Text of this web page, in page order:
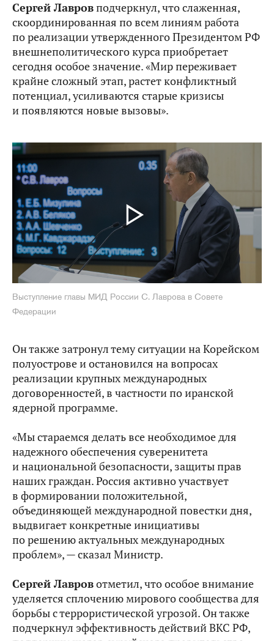
Сергей Лавровподчеркнул, что слаженная,
скоординированная по всем линиям работа
по реализации утвержденного Президентом РФ
внешнеполитического курса приобретает
сегодня особое значение. «Мир переживает
крайне сложный этап, растет конфликтный
потенциал, усиливаются старые кризисы
и появляются новые вызовы».
Выступление главы МИД России С. Лаврова в Совете
Федерации
Он также затронул тему ситуации на Корейском
полуострове и остановился на вопросах
реализации крупных международных
договоренностей, в частности по иранской
ядерной программе.
«Мы стараемся делать все необходимое для
надежного обеспечения суверенитета
и национальной безопасности, защиты прав
наших граждан. Россия активно участвует
в формировании положительной,
объединяющей международной повестки дня,
выдвигает конкретные инициативы
по решению актуальных международных
проблем», — сказал Министр.
Сергей Лавровотметил, что особое внимание
уделяется сплочению мирового сообщества для
борьбы с террористической угрозой. Он также
подчеркнул эффективность действий ВКС РФ,